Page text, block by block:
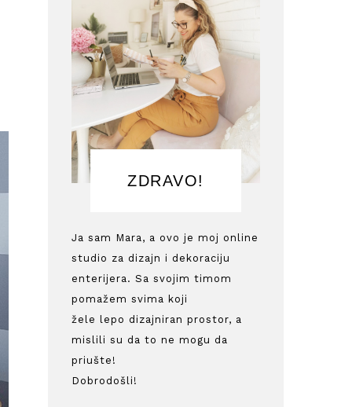
ZDRAVO!
Ja sam Mara, a ovo je moj online
studio za dizajn i dekoraciju
enterijera. Sa svojim timom
pomažem svima koji
žele lepo dizajniran prostor, a
mislili su da to ne mogu da
priušte!
Dobrodošli!